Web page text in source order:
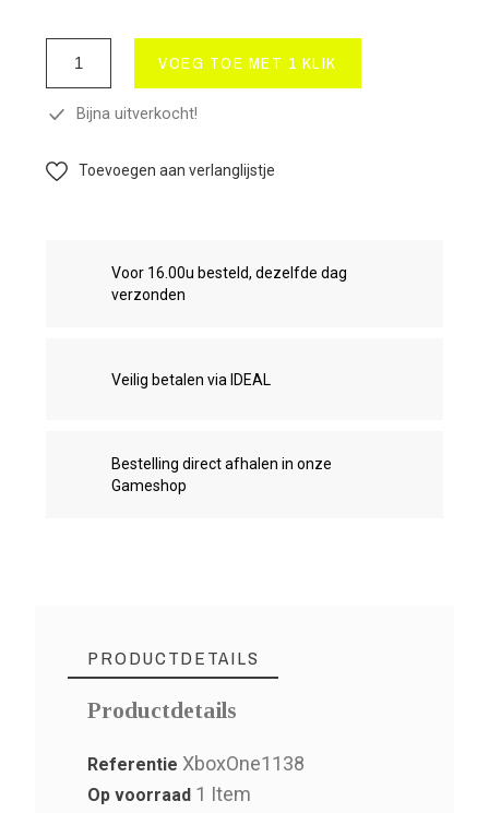
VOEG TOE MET 1 KLIK
Bijna uitverkocht!
Toevoegen aan verlanglijstje
Voor 16.00u besteld, dezelfde dag
verzonden
Veilig betalen via IDEAL
Bestelling direct afhalen in onze
Gameshop
PRODUCTDETAILS
Productdetails
ReferentieXboxOne1138
Op voorraad 1 Item